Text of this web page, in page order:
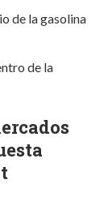
de la gasolina
de la